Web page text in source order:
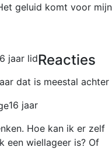
geluid komt voor mijn
jaar lidReacties
dat is meestal achter
16 jaar
Hoe kan ik er zelf
een wiellageer is? Of